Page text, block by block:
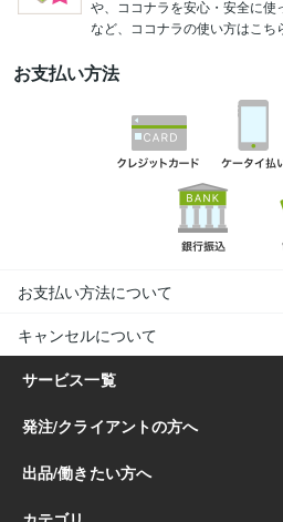
や、ココナラを安心・安全に使
など、ココナラの使い方はこち
お支払い方法
お支払い方法について
キャンセルについて